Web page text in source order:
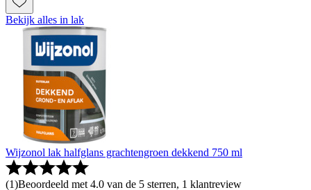
Bekijk alles in lak
Wijzonol lak halfglans grachtengroen dekkend 750 ml
(1)Beoordeeld met 4.0 van de 5 sterren, 1 klantreview